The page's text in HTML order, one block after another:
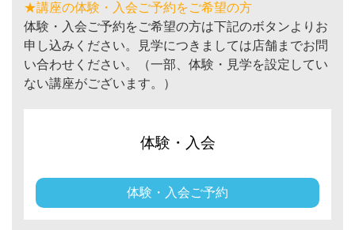
★講座の体験・入会ご予約をご希望の方
体験・入会ご予約をご希望の方は下記のボタンよりお
申し込みください。見学につきましては店舗までお問
い合わせください。（一部、体験・見学を設定してい
ない講座がございます。）
体験・入会
体験・入会ご予約